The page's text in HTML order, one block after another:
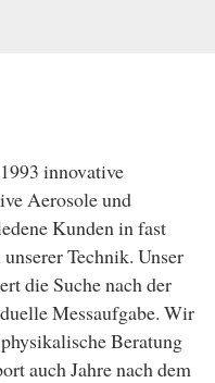
innovative
Aerosole und
Kunden in fast
Technik. Unser
die Suche nach der
Messaufgabe. Wir
Beratung
auch Jahre nach dem